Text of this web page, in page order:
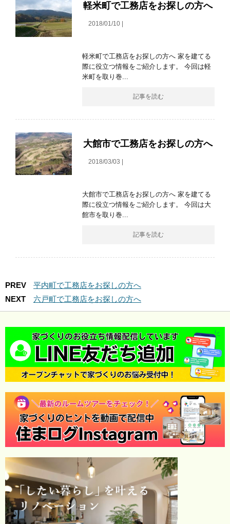
軽米町で工務店をお探しの方へ
2018/01/10 |
軽米町で工務店をお探しの方へ 家を建てる
際に役立つ情報をご紹介します。 今回は軽
米町を取り巻...
記事を読む
大館市で工務店をお探しの方へ
2018/03/03 |
大館市で工務店をお探しの方へ 家を建てる
際に役立つ情報をご紹介します。 今回は大
館市を取り巻...
記事を読む
PREV
平内町で工務店をお探しの方へ
NEXT
六戸町で工務店をお探しの方へ